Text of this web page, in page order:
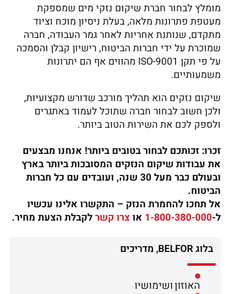
מומלץ לבחור חברת שיקום נזקי מים שמספקת
מעטפת פתרונות מלאה, בעלת ניסיון מוכח וציוד
מתקדם, שנותנת אחריות לאחר גמר העבודה, חברה
שמוכרת על ידי חברות הביטוח, רישיון קבלן והסמכה
על פי תקן ISO-9001 מהווים אף הם יתרונות
משמעותיים.
שיקום נזקים הוא תהליך מורכב שדורש מקצועיות,
ולכן חשוב לבחור חברה שתוכל לעמוד באתגרים
ולספק לכם את השירות הטוב ביותר.
זכרו: זכותכם לבחור בטובים ביותר! אנחנו מבצעים
את עבודות שיקום הנזקים המסובכות ביותר בארץ
ובעולם כבר מעל 30 שנה, ועובדים עם כל חברות
הביטוח.
אל תחכו להחמרת הנזק – התקשרו אלינו עכשיו
ל-1-800-380-000 אוצרו קשרלקבלת הצעת מחיר.
בלוג BELFOR , מדריכים
האוזון ושימושיו